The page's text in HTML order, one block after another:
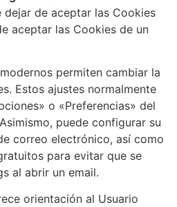
dejar de aceptar las Cookies
aceptar las Cookies de un
permiten cambiar la
Estos ajustes normalmente
o «Preferencias» del
puede configurar su
correo electrónico, así como
para evitar que se
al abrir un email.
orientación al Usuario